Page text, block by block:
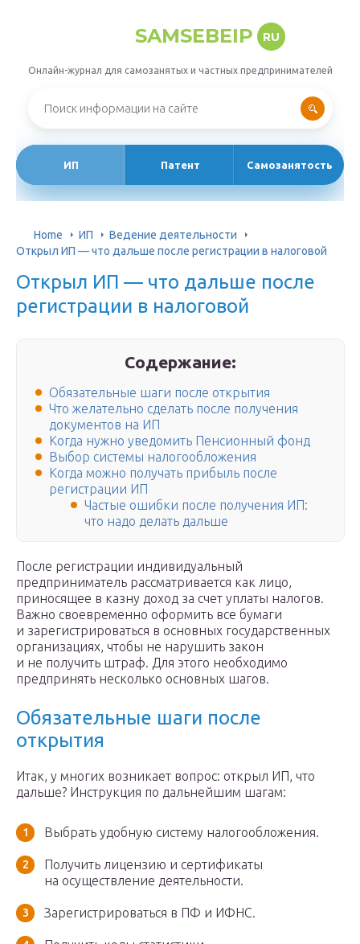
SAMSEBEIP RU
Онлайн-журнал для самозанятых и частных предпринимателей
ИП Патент Самозанятость
Home ИП
Ведение деятельности
Открыл ИП — что дальше после регистрации в налоговой
Открыл ИП — что дальше после
регистрации в налоговой
Содержание:
Обязательные шаги после открытия
Что желательно сделать после получения
документов на ИП
Когда нужно уведомить Пенсионный фонд
Выбор системы налогообложения
Когда можно получать прибыль после
регистрации ИП
Частые ошибки после получения ИП:
что надо делать дальше
После регистрации индивидуальный
предприниматель рассматривается как лицо,
приносящее в казну доход за счет уплаты налогов.
Важно своевременно оформить все бумаги
и зарегистрироваться в основных государственных
организациях, чтобы не нарушить закон
и не получить штраф. Для этого необходимо
предпринять несколько основных шагов.
Обязательные шаги после
открытия
Итак, у многих возникает вопрос: открыл ИП, что
дальше? Инструкция по дальнейшим шагам:
Выбрать удобную систему налогообложения.
Получить лицензию и сертификаты
на осуществление деятельности.
Зарегистрироваться в ПФ и ИФНС.